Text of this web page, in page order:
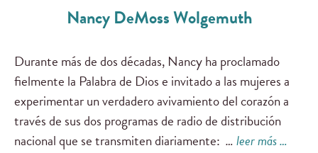
Nancy DeMoss Wolgemuth
Durante más de dos décadas, Nancy ha proclamado
fielmente la Palabra de Dios e invitado a las mujeres a
experimentar un verdadero avivamiento del corazón a
través de sus dos programas de radio de distribución
nacional que se transmiten diariamente: …leer más …